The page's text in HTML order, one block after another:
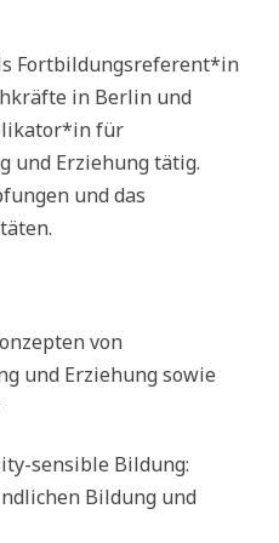
Fortbildungsreferent*in
in Berlin und
für
und Erziehung tätig.
und das
von
und Erziehung sowie
sensible Bildung:
Bildung und